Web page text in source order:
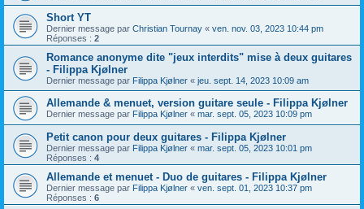
Short YT
Dernier message par Christian Tournay « ven. nov. 03, 2023 10:44 pm
Réponses : 2
Romance anonyme dite "jeux interdits" mise à deux guitares
- Filippa Kjølner
Dernier message par Filippa Kjølner « jeu. sept. 14, 2023 10:09 am
Allemande & menuet, version guitare seule - Filippa Kjølner
Dernier message par Filippa Kjølner « mar. sept. 05, 2023 10:09 pm
Petit canon pour deux guitares - Filippa Kjølner
Dernier message par Filippa Kjølner « mar. sept. 05, 2023 10:01 pm
Réponses : 4
Allemande et menuet - Duo de guitares - Filippa Kjølner
Dernier message par Filippa Kjølner « ven. sept. 01, 2023 10:37 pm
Réponses : 6